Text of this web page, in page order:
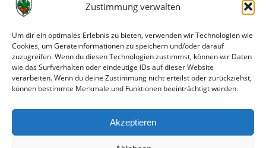
Zustimmung verwalten
Um dir ein optimales Erlebnis zu bieten, verwenden wir Technologien wie
Cookies, um Geräteinformationen zu speichern und/oder darauf
zuzugreifen. Wenn du diesen Technologien zustimmst, können wir Daten
wie das Surfverhalten oder eindeutige IDs auf dieser Website
verarbeiten. Wenn du deine Zustimmung nicht erteilst oder zurückziehst,
können bestimmte Merkmale und Funktionen beeinträchtigt werden.
Akzeptieren
1:4
Wormatia Worms
Oberliga Rheinland-Pfalz/Saar
01.08.2026 14:00 Uhr
Spielinfo